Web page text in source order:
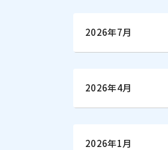
2026年7月
2026年4月
2026年1月